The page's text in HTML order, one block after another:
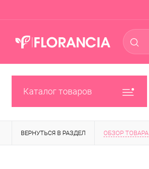
Каталог товаров
ВЕРНУТЬСЯ В РАЗДЕЛ ОБЗОР ТОВАРА